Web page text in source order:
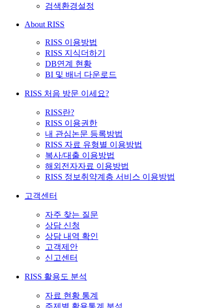
검색환경설정
About RISS
RISS 이용방법
RISS 지식더하기
DB연계 현황
BI 및 배너 다운로드
RISS 처음 방문 이세요?
RISS란?
RISS 이용권한
내 관심논문 등록방법
RISS 자료 유형별 이용방법
복사/대출 이용방법
해외전자자료 이용방법
RISS 정보취약계층 서비스 이용방법
고객센터
자주 찾는 질문
상담 신청
상담 내역 확인
고객제안
신고센터
RISS 활용도 분석
자료 현황 통계
주제별 활용통계 분석